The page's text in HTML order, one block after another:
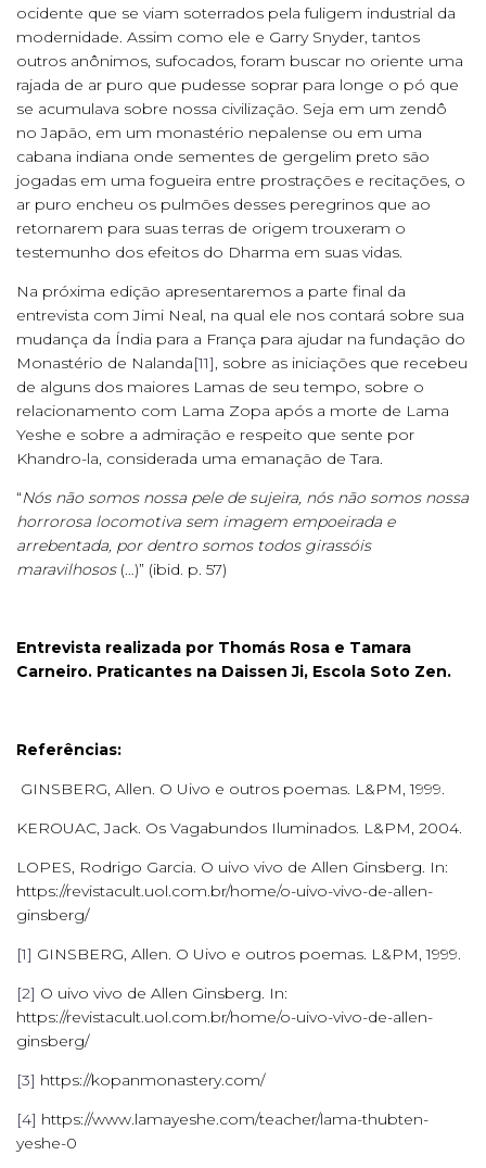
ocidente que se viam soterrados pela fuligem industrial da
modernidade. Assim como ele e Garry Snyder, tantos
outros anônimos, sufocados, foram buscar no oriente uma
rajada de ar puro que pudesse soprar para longe o pó que
se acumulava sobre nossa civilização. Seja em um zendô
no Japão, em um monastério nepalense ou em uma
cabana indiana onde sementes de gergelim preto são
jogadas em uma fogueira entre prostrações e recitações, o
ar puro encheu os pulmões desses peregrinos que ao
retornarem para suas terras de origem trouxeram o
testemunho dos efeitos do Dharma em suas vidas.
Na próxima edição apresentaremos a parte final da
entrevista com Jimi Neal, na qual ele nos contará sobre sua
mudança da Índia para a França para ajudar na fundação do
Monastério de Nalanda[11], sobre as iniciações que recebeu
de alguns dos maiores Lamas de seu tempo, sobre o
relacionamento com Lama Zopa após a morte de Lama
Yeshe e sobre a admiração e respeito que sente por
Khandro-la, considerada uma emanação de Tara.
“Nós não somos nossa pele de sujeira, nós não somos nossa
horrorosa locomotiva sem imagem empoeirada e
arrebentada, por dentro somos todos girassóis
maravilhosos(…)” (ibid. p. 57)
Entrevista realizada por Thomás Rosa e Tamara
Carneiro. Praticantes na Daissen Ji, Escola Soto Zen.
Referências:
GINSBERG, Allen. O Uivo e outros poemas. L&PM, 1999.
KEROUAC, Jack. Os Vagabundos Iluminados. L&PM, 2004.
LOPES, Rodrigo Garcia. O uivo vivo de Allen Ginsberg. In:
https://revistacult.uol.com.br/home/o-uivo-vivo-de-allen-
ginsberg/
[1] GINSBERG, Allen. O Uivo e outros poemas. L&PM, 1999.
[2] O uivo vivo de Allen Ginsberg. In:
https://revistacult.uol.com.br/home/o-uivo-vivo-de-allen-
ginsberg/
[3] https://kopanmonastery.com/
[4] https://www.lamayeshe.com/teacher/lama-thubten-
yeshe-0